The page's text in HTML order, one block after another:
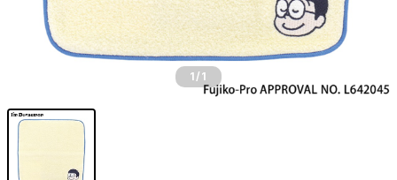
1 /1